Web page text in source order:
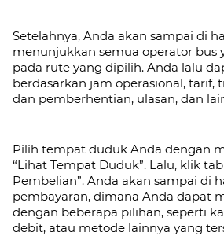
Setelahnya, Anda akan sampai di
menunjukkan semua operator bus
pada rute yang dipilih. Anda lalu
berdasarkan jam operasional, tarif,
dan pemberhentian, ulasan, dan
Pilih tempat duduk Anda dengan
“Lihat Tempat Duduk”. Lalu, klik tab
Pembelian”. Anda akan sampai di
pembayaran, dimana Anda dapat
dengan beberapa pilihan, seperti
debit, atau metode lainnya yang